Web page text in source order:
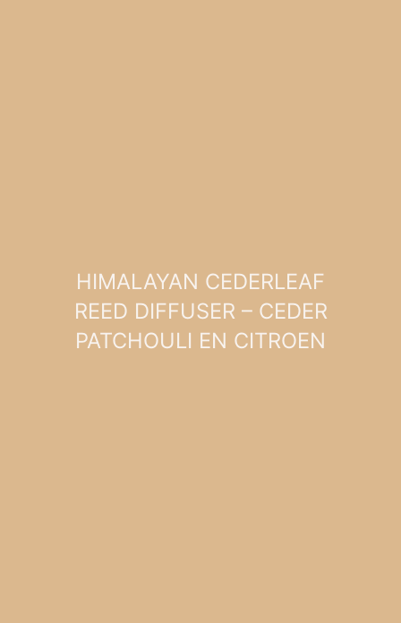
HIMALAYAN CEDERLEAF
REED DIFFUSER – CEDER
PATCHOULI EN CITROEN